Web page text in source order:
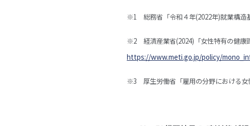
※1 総務省「令和４年(2022年)就業構造
※2 経済産業省(2024)「女性特有の健康
https://www.meti.go.jp/policy/
※3 厚生労働省「雇用の分野における女